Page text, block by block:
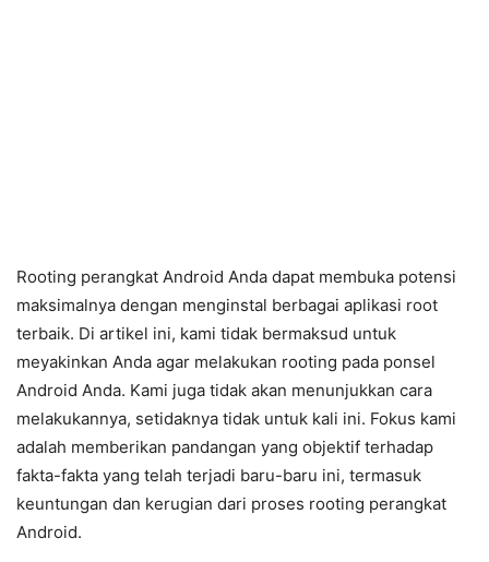
Rooting perangkat Android Anda dapat membuka potensi
maksimalnya dengan menginstal berbagai aplikasi root
terbaik. Di artikel ini, kami tidak bermaksud untuk
meyakinkan Anda agar melakukan rooting pada ponsel
Android Anda. Kami juga tidak akan menunjukkan cara
melakukannya, setidaknya tidak untuk kali ini. Fokus kami
adalah memberikan pandangan yang objektif terhadap
fakta-fakta yang telah terjadi baru-baru ini, termasuk
keuntungan dan kerugian dari proses rooting perangkat
Android.